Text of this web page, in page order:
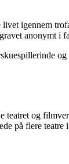
igennem
anonymt i
teatret og
på flere